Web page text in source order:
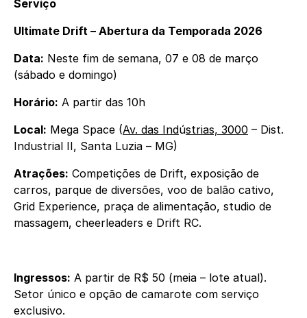
Serviço
Ultimate Drift – Abertura da Temporada 2026
Data: Neste fim de semana, 07 e 08 de março
(sábado e domingo)
Horário: A partir das 10h
Local: Mega Space (Av. das Indústrias, 3000 – Dist.
Industrial II, Santa Luzia – MG)
Atrações: Competições de Drift, exposição de
carros, parque de diversões, voo de balão cativo,
Grid Experience, praça de alimentação, studio de
massagem, cheerleaders e Drift RC.
Ingressos: A partir de R$ 50 (meia – lote atual).
Setor único e opção de camarote com serviço
exclusivo.